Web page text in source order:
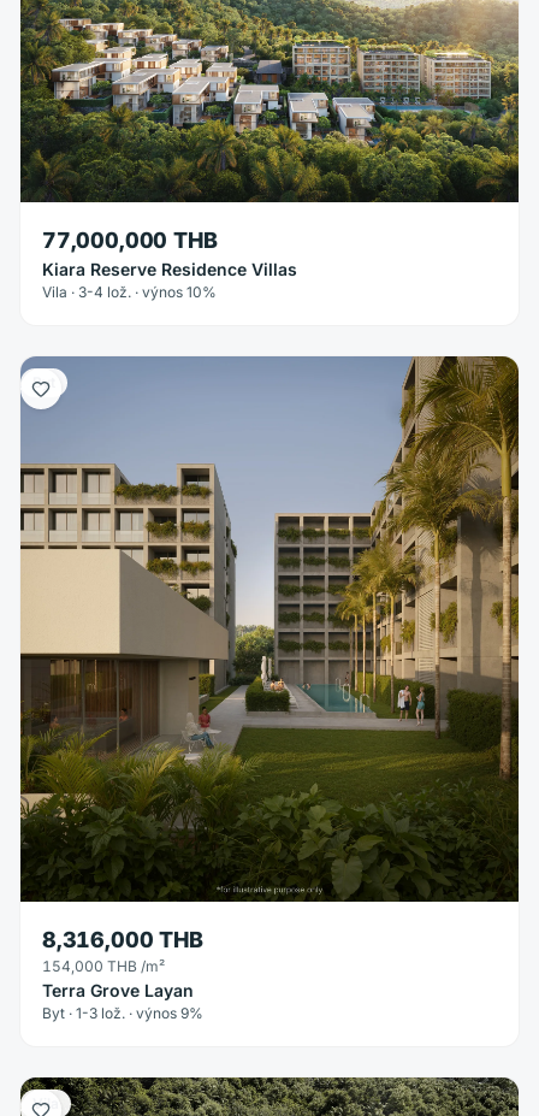
77,000,000 THB
Kiara Reserve Residence Villas
Vila · 3-4 lož. · výnos 10%
Byt
8,316,000 THB
154,000 THB /m²
Terra Grove Layan
Byt · 1-3 lož. · výnos 9%
Vila